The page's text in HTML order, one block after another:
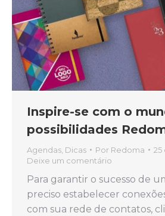
Inspire-se com o
possibilidades
Agendas, Dicas Por Redoma
25
Deixe um comentário
Para garantir o sucesso de
preciso estabelecer
com sua rede de contatos,